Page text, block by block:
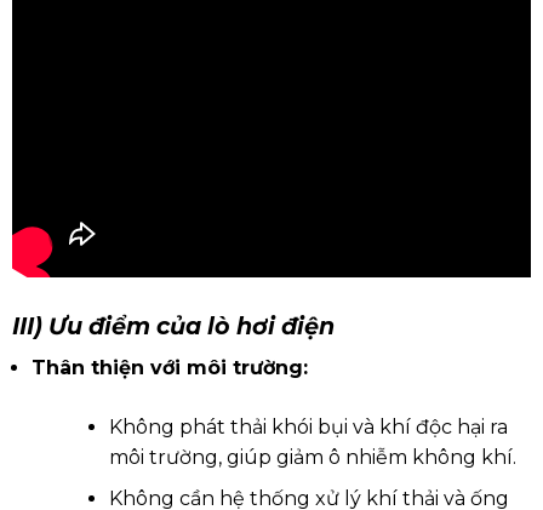
III) Ưu điểm của lò hơi điện
Thân thiện với môi trường:
Không phát thải khói bụi và khí độc hại ra
môi trường, giúp giảm ô nhiễm không khí.
Không cần hệ thống xử lý khí thải và ống